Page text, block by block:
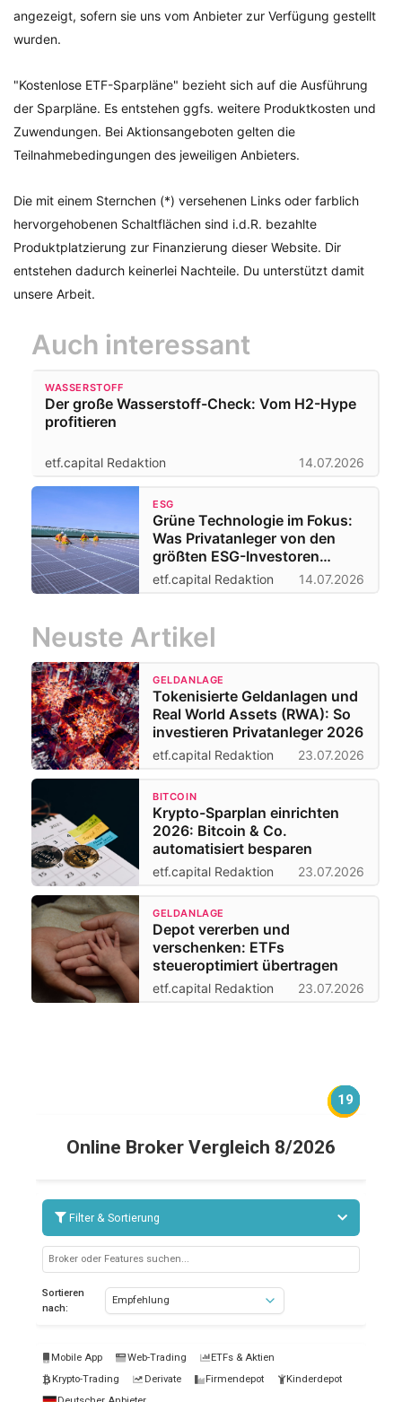
angezeigt, sofern sie uns vom Anbieter zur Verfügung gestellt
wurden.
"Kostenlose ETF-Sparpläne" bezieht sich auf die Ausführung
der Sparpläne. Es entstehen ggfs. weitere Produktkosten und
Zuwendungen. Bei Aktionsangeboten gelten die
Teilnahmebedingungen des jeweiligen Anbieters.
Die mit einem Sternchen (*) versehenen Links oder farblich
hervorgehobenen Schaltflächen sind i.d.R. bezahlte
Produktplatzierung zur Finanzierung dieser Website. Dir
entstehen dadurch keinerlei Nachteile. Du unterstützt damit
unsere Arbeit.
Auch interessant
WASSERSTOFF
Der große Wasserstoff-Check: Vom H2-Hype
profitieren
etf.capital Redaktion 14.07.2026
ESG
Grüne Technologie im Fokus:
Was Privatanleger von den
größten ESG-Investoren
lernen können
etf.capital Redaktion 14.07.2026
Neuste Artikel
GELDANLAGE
Tokenisierte Geldanlagen und
Real World Assets (RWA): So
investieren Privatanleger 2026
etf.capital Redaktion 23.07.2026
BITCOIN
Krypto-Sparplan einrichten
2026: Bitcoin & Co.
automatisiert besparen
etf.capital Redaktion 23.07.2026
GELDANLAGE
Depot vererben und
verschenken: ETFs
steueroptimiert übertragen
etf.capital Redaktion 23.07.2026